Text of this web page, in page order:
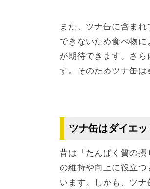
また、ツナ缶に含ま
できないため食べ物
が期待できます。さ
す。そのためツナ缶は
ツナ缶はダイエ
昔は「たんぱく質の
の維持や向上に役立
います。しかも、ツ